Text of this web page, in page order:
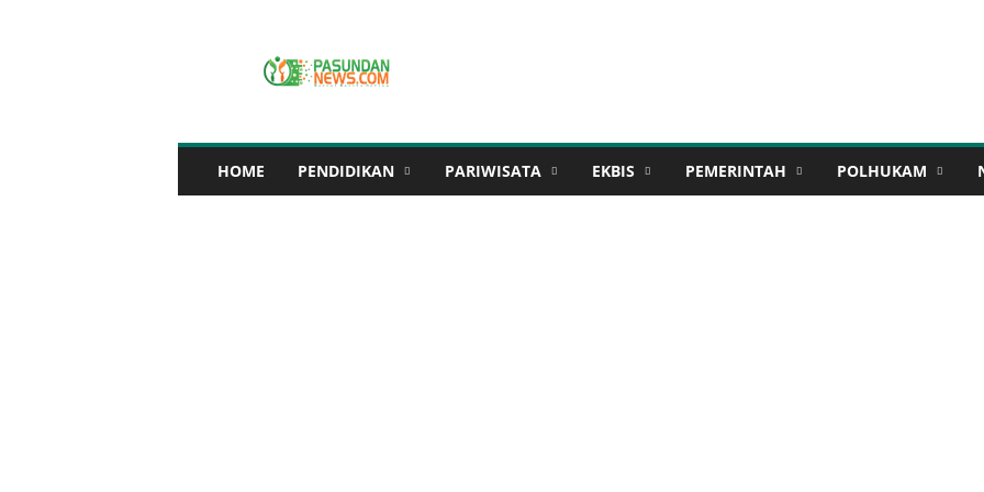
HOME PENDIDIKAN PARIWISATA EKBIS PEMERINTAH POLHUKAM